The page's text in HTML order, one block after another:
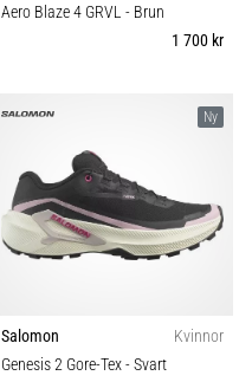
Aero Blaze 4 GRVL - Brun
1 700 kr
Ny
Salomon
Kvinnor
Genesis 2 Gore-Tex- Svart